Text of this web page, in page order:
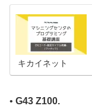
キカイネット
• G43 Z100.